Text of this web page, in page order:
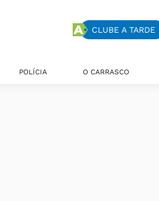
CLUBE A TARDE
POLÍCIA O CARRASCO